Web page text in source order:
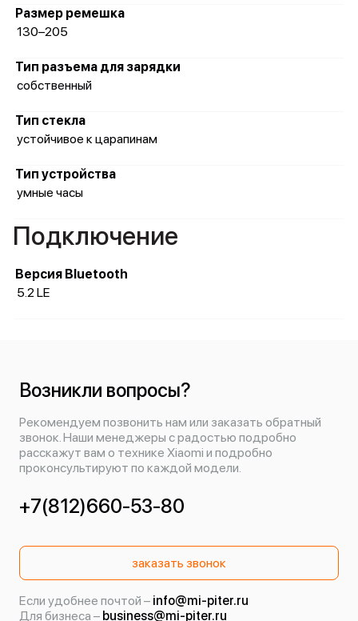
Размер ремешка
130–205
Тип разъема для зарядки
собственный
Тип стекла
устойчивое к царапинам
Тип устройства
умные часы
Подключение
Версия Bluetooth
5.2 LE
Возникли вопросы?
Рекомендуем позвонить нам или заказать обратный
звонок. Наши менеджеры с радостью подробно
расскажут вам о технике Xiaomi и подробно
проконсультируют по каждой модели.
+7(812)660-53-80
заказать звонок
Если удобнее почтой – info@mi-piter.ru
Для бизнеса – business@mi-piter.ru